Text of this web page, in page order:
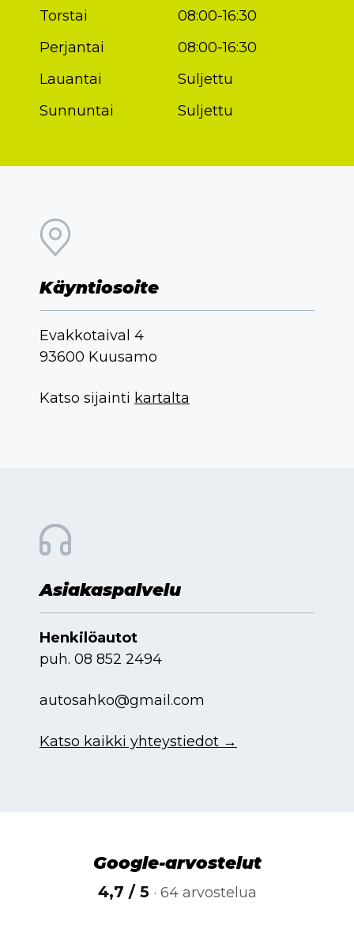
Torstai
08:00-16:30
Perjantai
08:00-16:30
Lauantai
Suljettu
Sunnuntai
Suljettu
Käyntiosoite
Evakkotaival 4
93600 Kuusamo
Katso sijainti kartalta
Asiakaspalvelu
Henkilöautot
puh. 08 852 2494
autosahko@gmail.com
Katso kaikki yhteystiedot →
Google-arvostelut
4,7 / 5 · 64 arvostelua